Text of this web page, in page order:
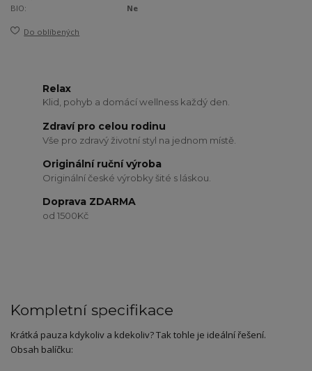
BIO:
Ne
Do oblíbených
Relax
Klid, pohyb a domácí wellness každý den.
Zdraví pro celou rodinu
Vše pro zdravý životní styl na jednom místě.
Originální ruční výroba
Originální české výrobky šité s láskou.
Doprava ZDARMA
od 1500Kč
Kompletní specifikace
Krátká pauza kdykoliv a kdekoliv? Tak tohle je ideální řešení.
Obsah balíčku: